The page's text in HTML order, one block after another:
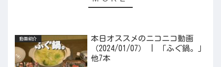
動画紹介
本日オススメのニコニコ動画
（2024/01/07） | 「ふぐ鍋。」
他7本